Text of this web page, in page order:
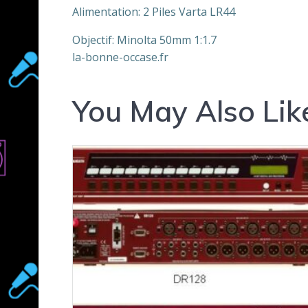
Alimentation: 2 Piles Varta LR44
Objectif: Minolta 50mm 1:1.7
la-bonne-occase.fr
You May Also